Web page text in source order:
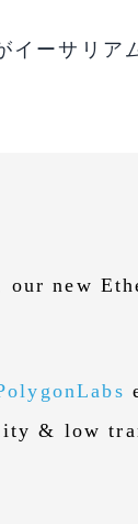
ーサリア
our new
& low